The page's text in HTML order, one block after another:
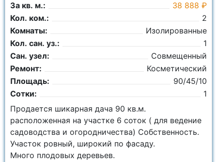
За кв. м.:
38 888 ₽
Кол. ком.:
2
Комнаты:
Изолированные
Кол. сан. уз.:
1
Сан. узел:
Совмещенный
Ремонт:
Косметический
Площадь:
90/45/10
Сотки:
1
Продается шикарная дача 90 кв.м.
расположенная на участке 6 соток ( для ведение
садоводства и огородничества) Собственность.
Участок ровный, широкий по фасаду.
Много плодовых деревьев.